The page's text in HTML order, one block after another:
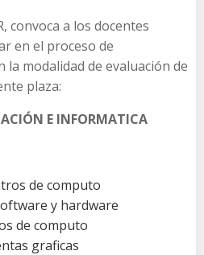
convoca a los docentes
en el proceso de
modalidad de evaluación de
plaza:
E INFORMATICA
de computo
y hardware
de computo
graficas